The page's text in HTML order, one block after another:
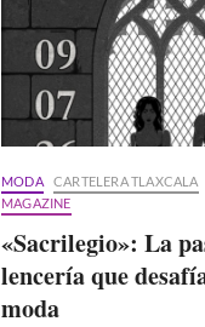
MODA CARTELERA TLAXCALA
MAGAZINE
«Sacrilegio»: La
lencería que
moda